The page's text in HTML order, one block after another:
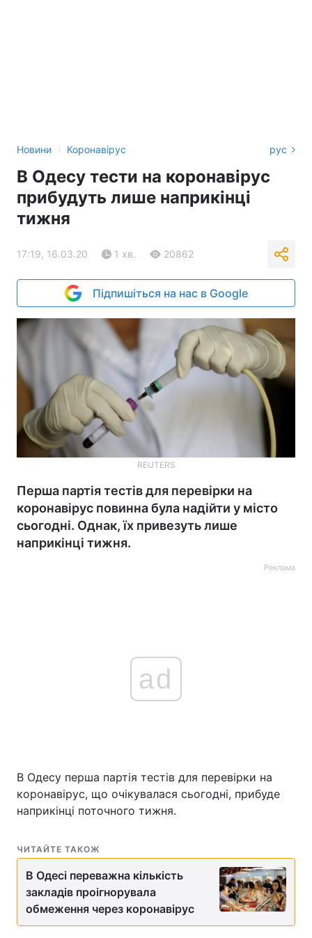
Новини › Коронавірус рус
В Одесу тести на коронавірус
прибудуть лише наприкінці
тижня
17:19, 16.03.20 1 хв. 20862
Підпишіться на нас в Google
REUTERS
Перша партія тестів для перевірки на
коронавірус повинна була надійти у місто
сьогодні. Однак, їх привезуть лише
наприкінці тижня.
Реклама
ad
В Одесу перша партія тестів для перевірки на
коронавірус, що очікувалася сьогодні, прибуде
наприкінці поточного тижня.
ЧИТАЙТЕ ТАКОЖ
В Одесі переважна кількість
закладів проігнорувала
обмеження через коронавірус